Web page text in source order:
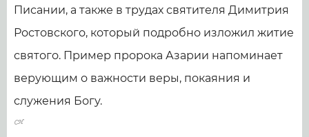
Писании, а также в трудах святителя Димитрия
Ростовского, который подробно изложил житие
святого. Пример пророка Азарии напоминает
верующим о важности веры, покаяния и
служения Богу.